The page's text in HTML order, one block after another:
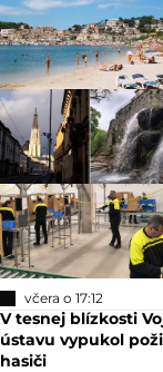
včera o 17:12
V tesnej blízkosti
ústavu vypukol
hasiči